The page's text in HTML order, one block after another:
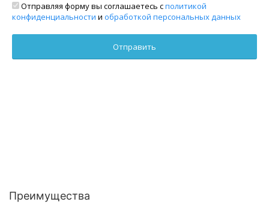
Отправляя форму вы соглашаетесь сполитикой
конфиденциальности и обработкой персональных данных
Преимущества